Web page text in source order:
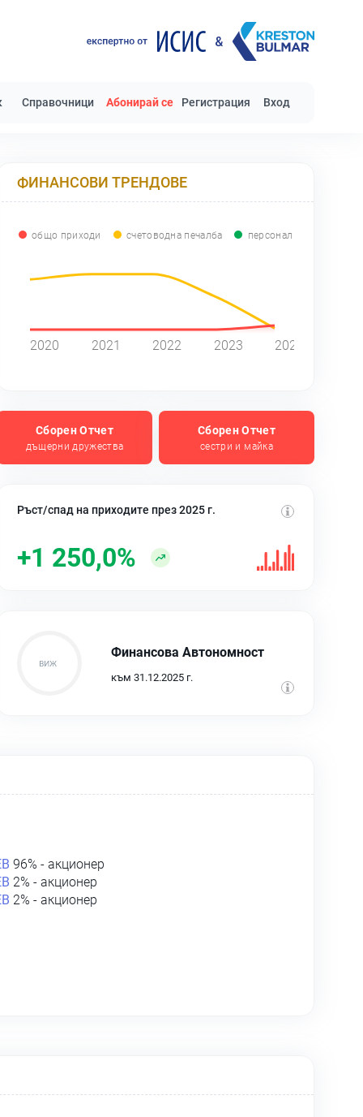
Справочници Абонирай се Регистрация Вход
ФИНАНСОВИ ТРЕНДОВЕ
общо приходи счетоводна печалба персонал
2020 2021 2022 2023 2024
Сборен Отчет
дъщерни дружества
Сборен Отчет
сестри и майка
Ръст/спад на приходите през 2025 г.
+1 250,0%
Финансова Автономност
към 31.12.2025 г.
96% - акционер
2% - акционер
2% - акционер